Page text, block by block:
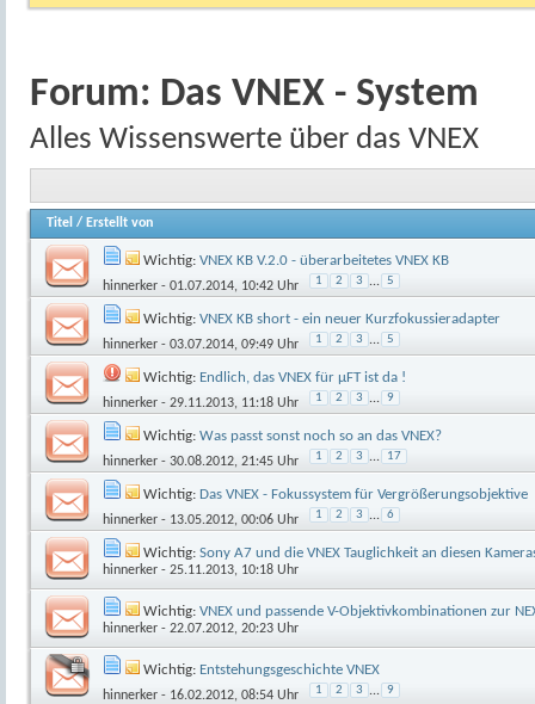
Forum: Das VNEX - System
Alles Wissenswerte über das VNEX
Titel / Erstellt von
Wichtig: VNEX KB V.2.0 - überarbeitetes VNEX KB
hinnerker - 01.07.2014, 10:42 Uhr 1 2 3 ... 5
Wichtig: VNEX KB short - ein neuer Kurzfokussieradapter
hinnerker - 03.07.2014, 09:49 Uhr 1 2 3 ... 5
Wichtig: Endlich, das VNEX für µFT ist da !
hinnerker - 29.11.2013, 11:18 Uhr 1 2 3 ... 9
Wichtig: Was passt sonst noch so an das VNEX?
hinnerker - 30.08.2012, 21:45 Uhr 1 2 3 ... 17
Wichtig: Das VNEX - Fokussystem für Vergrößerungsobjektive
hinnerker - 13.05.2012, 00:06 Uhr 1 2 3 ... 6
Wichtig: Sony A7 und die VNEX Tauglichkeit an diesen
hinnerker - 25.11.2013, 10:18 Uhr
Wichtig: VNEX und passende V-Objektivkombinationen zur
hinnerker - 22.07.2012, 20:23 Uhr
Wichtig: Entstehungsgeschichte VNEX
hinnerker - 16.02.2012, 08:54 Uhr 1 2 3 ... 9